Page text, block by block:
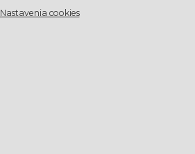
Nastavenia cookies